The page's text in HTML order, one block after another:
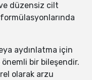
düzensiz cilt
aydınlatma için
bir bileşendir.
olarak arzu